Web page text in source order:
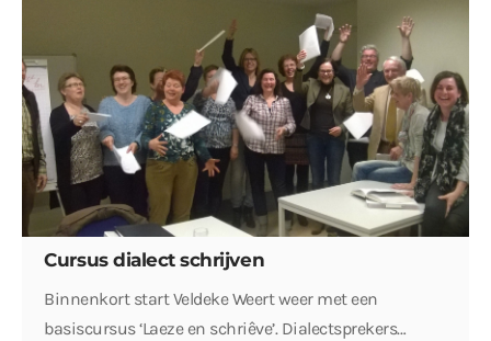
Cursus dialect schrijven
Binnenkort start Veldeke Weert weer met een
basiscursus ‘Laeze en schriêve’. Dialectsprekers…